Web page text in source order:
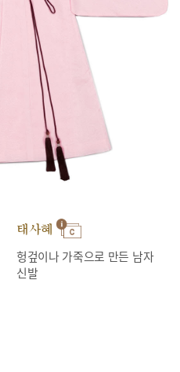
태사혜
헝겊이나 가죽으로 만든 남자
신발